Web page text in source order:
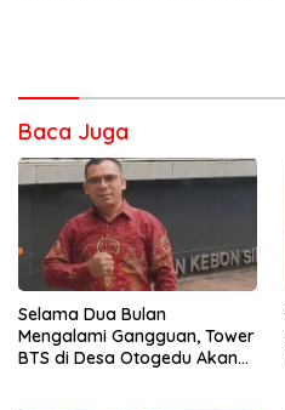
Baca Juga
Selama Dua Bulan
Mengalami Gangguan, Tower
BTS di Desa Otogedu Akan